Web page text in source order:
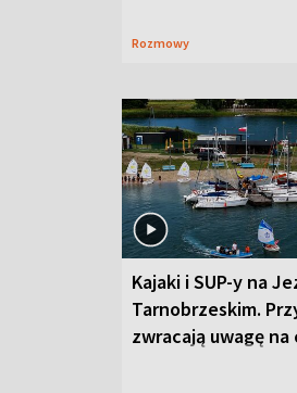
Rozmowy
Kajaki i SUP-y na
Tarnobrzeskim.
zwracają uwagę na